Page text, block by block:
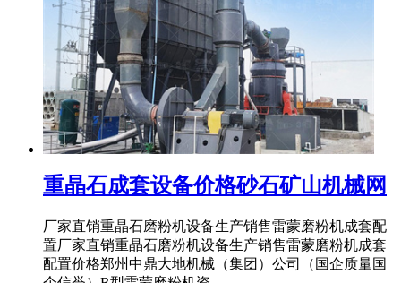
重晶石成套设备价格砂石矿山机械网
厂家直销重晶石磨粉机设备生产销售雷蒙磨粉机成套配
置厂家直销重晶石磨粉机设备生产销售雷蒙磨粉机成套
配置价格郑州中鼎大地机械（集团）公司（国企质量国